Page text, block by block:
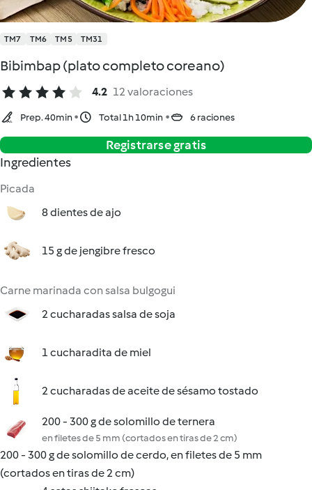
TM7 TM6 TM5 TM31
Bibimbap (plato completo coreano)
4.2 12 valoraciones
Prep. 40min Total 1h 10min 6 raciones
Registrarse gratis
Ingredientes
Picada
8 dientes de ajo
15 g de jengibre fresco
Carne marinada con salsa bulgogui
2 cucharadas salsa de soja
1 cucharadita de miel
2 cucharadas de aceite de sésamo tostado
200 - 300 g de solomillo de ternera
en filetes de 5 mm (cortados en tiras de 2 cm)
200 - 300 g de solomillo de cerdo, en filetes de 5 mm
(cortados en tiras de 2 cm)